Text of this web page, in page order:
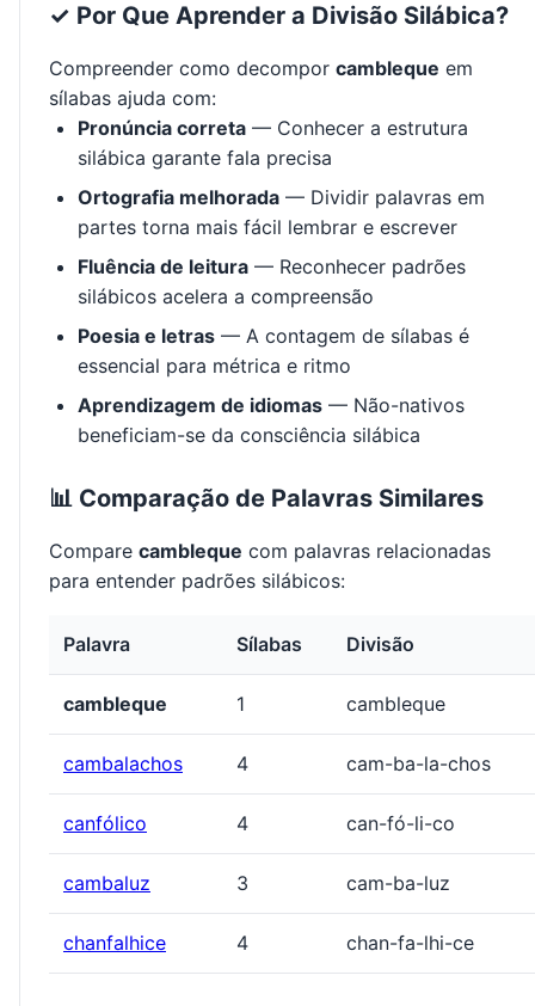
✓ Por Que Aprender a Divisão Silábica?
Compreender como decompor cambleque em
sílabas ajuda com:
Pronúncia correta — Conhecer a estrutura
silábica garante fala precisa
Ortografia melhorada — Dividir palavras em
partes torna mais fácil lembrar e escrever
Fluência de leitura — Reconhecer padrões
silábicos acelera a compreensão
Poesia e letras — A contagem de sílabas é
essencial para métrica e ritmo
Aprendizagem de idiomas — Não-nativos
beneficiam-se da consciência silábica
📊 Comparação de Palavras Similares
Compare cambleque com palavras relacionadas
para entender padrões silábicos:
Palavra Sílabas Divisão
cambleque 1 cambleque
cambalachos 4 cam-ba-la-chos
canfólico 4 can-fó-li-co
cambaluz 3 cam-ba-luz
chanfalhice 4 chan-fa-lhi-ce